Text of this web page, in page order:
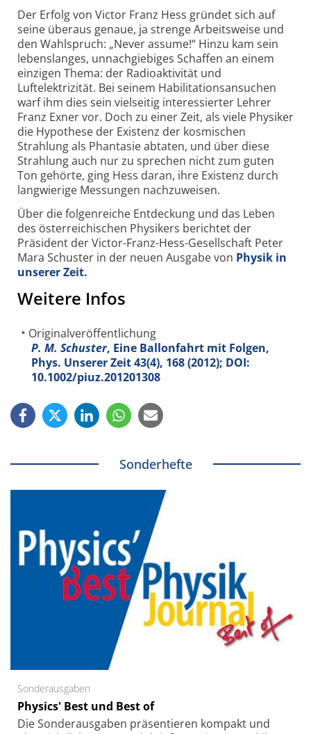
Der Erfolg von Victor Franz Hess gründet sich auf
seine überaus genaue, ja strenge Arbeitsweise und
den Wahlspruch: „Never assume!“ Hinzu kam sein
lebenslanges, unnachgiebiges Schaffen an einem
einzigen Thema: der Radioaktivität und
Luftelektrizität. Bei seinem Habilitationsansuchen
warf ihm dies sein vielseitig interessierter Lehrer
Franz Exner vor. Doch zu einer Zeit, als viele Physiker
die Hypothese der Existenz der kosmischen
Strahlung als Phantasie abtaten, und über diese
Strahlung auch nur zu sprechen nicht zum guten
Ton gehörte, ging Hess daran, ihre Existenz durch
langwierige Messungen nachzuweisen.
Über die folgenreiche Entdeckung und das Leben
des österreichischen Physikers berichtet der
Präsident der Victor-Franz-Hess-Gesellschaft Peter
Mara Schuster in der neuen Ausgabe von Physik in
unserer Zeit.
Weitere Infos
Originalveröffentlichung
P. M. Schuster, Eine Ballonfahrt mit Folgen,
Phys. Unserer Zeit43(4), 168 (2012); DOI:
10.1002/piuz.201201308
Sonderhefte
Sonderausgaben
Physics' Best und Best of
Die Sonder­ausgaben präsentieren kompakt und